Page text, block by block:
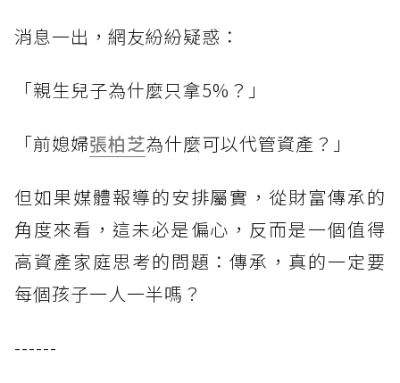
消息一出，網友紛紛疑惑：
「親生兒子為什麼只拿5%？」
「前媳婦張柏芝為什麼可以代管資產？」
但如果媒體報導的安排屬實，從財富傳承的
角度來看，這未必是偏心，反而是一個值得
高資產家庭思考的問題：傳承，真的一定要
每個孩子一人一半嗎？
------